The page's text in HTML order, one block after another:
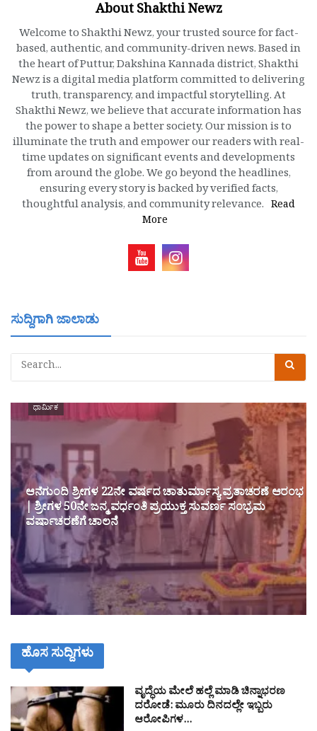
About Shakthi Newz
Welcome to Shakthi Newz, your trusted source for fact-
based, authentic, and community-driven news. Based in
the heart of Puttur, Dakshina Kannada district, Shakthi
Newz is a digital media platform committed to delivering
truth, transparency, and impactful storytelling. At
Shakthi Newz, we believe that accurate information has
the power to shape a better society. Our mission is to
illuminate the truth and empower our readers with real-
time updates on significant events and developments
from around the globe. We go beyond the headlines,
ensuring every story is backed by verified facts,
thoughtful analysis, and community relevance. Read
More
ಸುದ್ದಿಗಾಗಿ ಜಾಲಾಡು
ಧಾರ್ಮಿಕ
ಆನೆಗುಂದಿ ಶ್ರೀಗಳ 22ನೇ ವರ್ಷದ ಚಾತುರ್ಮಾಸ್ಯ ವ್ರತಾಚರಣೆ ಆರಂಭ
| ಶ್ರೀಗಳ 50ನೇ ಜನ್ಮ ವರ್ಧಂತಿ ಪ್ರಯುಕ್ತ ಸುವರ್ಣ ಸಂಭ್ರಮ
ವರ್ಷಾಚರಣೆಗೆ ಚಾಲನೆ
ಹೊಸ ಸುದ್ದಿಗಳು
ವೃದ್ಧೆಯ ಮೇಲೆ ಹಲ್ಲೆ ಮಾಡಿ ಚಿನ್ನಾಭರಣ
ದರೋಡೆ: ಮೂರು ದಿನದಲ್ಲೇ ಇಬ್ಬರು
ಆರೋಪಿಗಳ…